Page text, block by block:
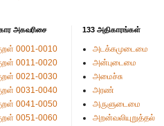
அகவரிசை
0001-0010
0011-0020
0021-0030
0031-0040
0041-0050
0051-0060
133 அதிகாரங்கள்
அடக்கமுடைமை
அன்புடைமை
அமைச்சு
அரண்
அருளுடைமை
அறன்வலியுறுத்தல்